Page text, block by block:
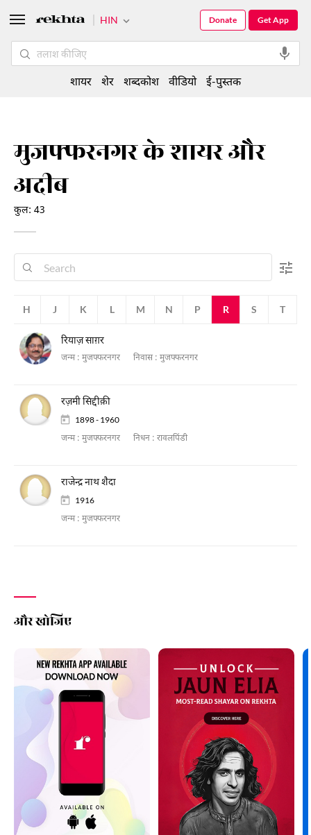
मुजफ्फरनगर के शायर और
अदीब
कुल: 43
H J K L M N P R S T
रियाज़ साग़र
जन्म : मुजफ्फरनगर निवास : मुजफ्फरनगर
रज़मी सिद्दीक़ी
1898 - 1960
जन्म : मुजफ्फरनगर निधन : रावलपिंडी
राजेन्द्र नाथ शैदा
1916
जन्म : मुजफ्फरनगर
और खोजिए
HIN Get App
Donate
शायर शेर शब्दकोश वीडियो ई-पुस्तक